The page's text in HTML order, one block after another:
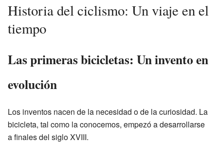
Historia del ciclismo: Un viaje en el
tiempo
Las primeras bicicletas: Un invento en
evolución
Los inventos nacen de la necesidad o de la curiosidad. La
bicicleta, tal como la conocemos, empezó a desarrollarse
a finales del siglo XVIII.